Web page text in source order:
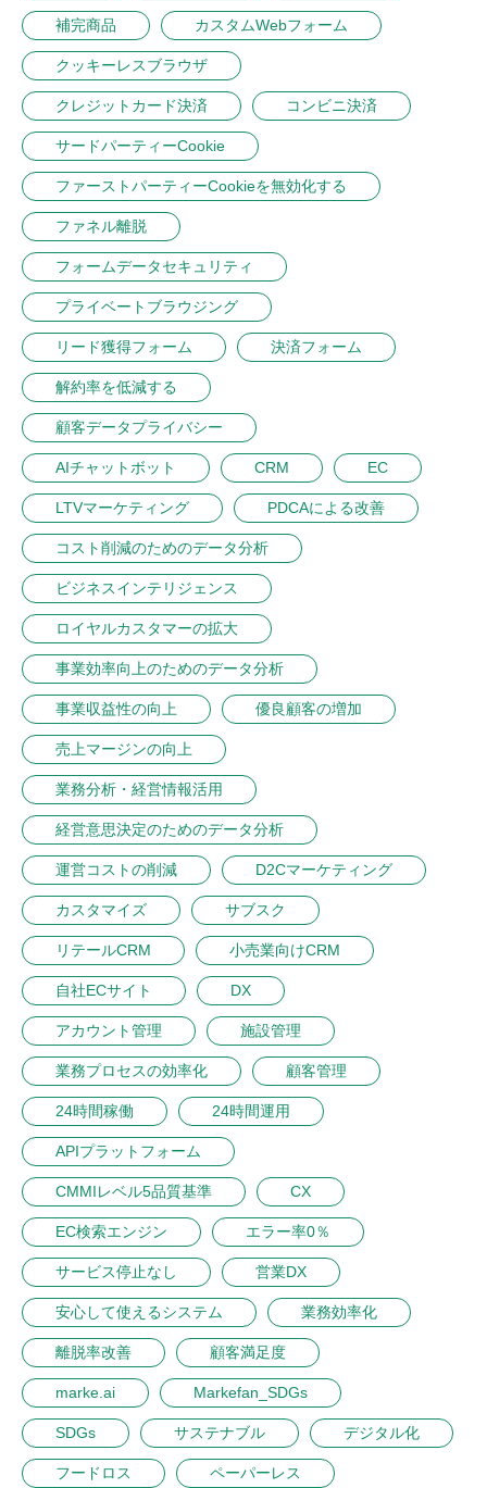
補完商品 カスタムWebフォーム
クッキーレスブラウザ
クレジットカード決済 コンビニ決済
サードパーティーCookie
ファーストパーティーCookieを無効化する
ファネル離脱
フォームデータセキュリティ
プライベートブラウジング
リード獲得フォーム 決済フォーム
解約率を低減する
顧客データプライバシー
AIチャットボット CRM EC
LTVマーケティング PDCAによる改善
コスト削減のためのデータ分析
ビジネスインテリジェンス
ロイヤルカスタマーの拡大
事業効率向上のためのデータ分析
事業収益性の向上 優良顧客の増加
売上マージンの向上
業務分析・経営情報活用
経営意思決定のためのデータ分析
運営コストの削減 D2Cマーケティング
カスタマイズ サブスク
リテールCRM 小売業向けCRM
自社ECサイト DX
アカウント管理 施設管理
業務プロセスの効率化 顧客管理
24時間稼働 24時間運用
APIプラットフォーム
CMMIレベル5品質基準 CX
EC検索エンジン エラー率0％
サービス停止なし 営業DX
安心して使えるシステム 業務効率化
離脱率改善 顧客満足度
marke.ai Markefan_SDGs
SDGs サステナブル デジタル化
フードロス ペーパーレス